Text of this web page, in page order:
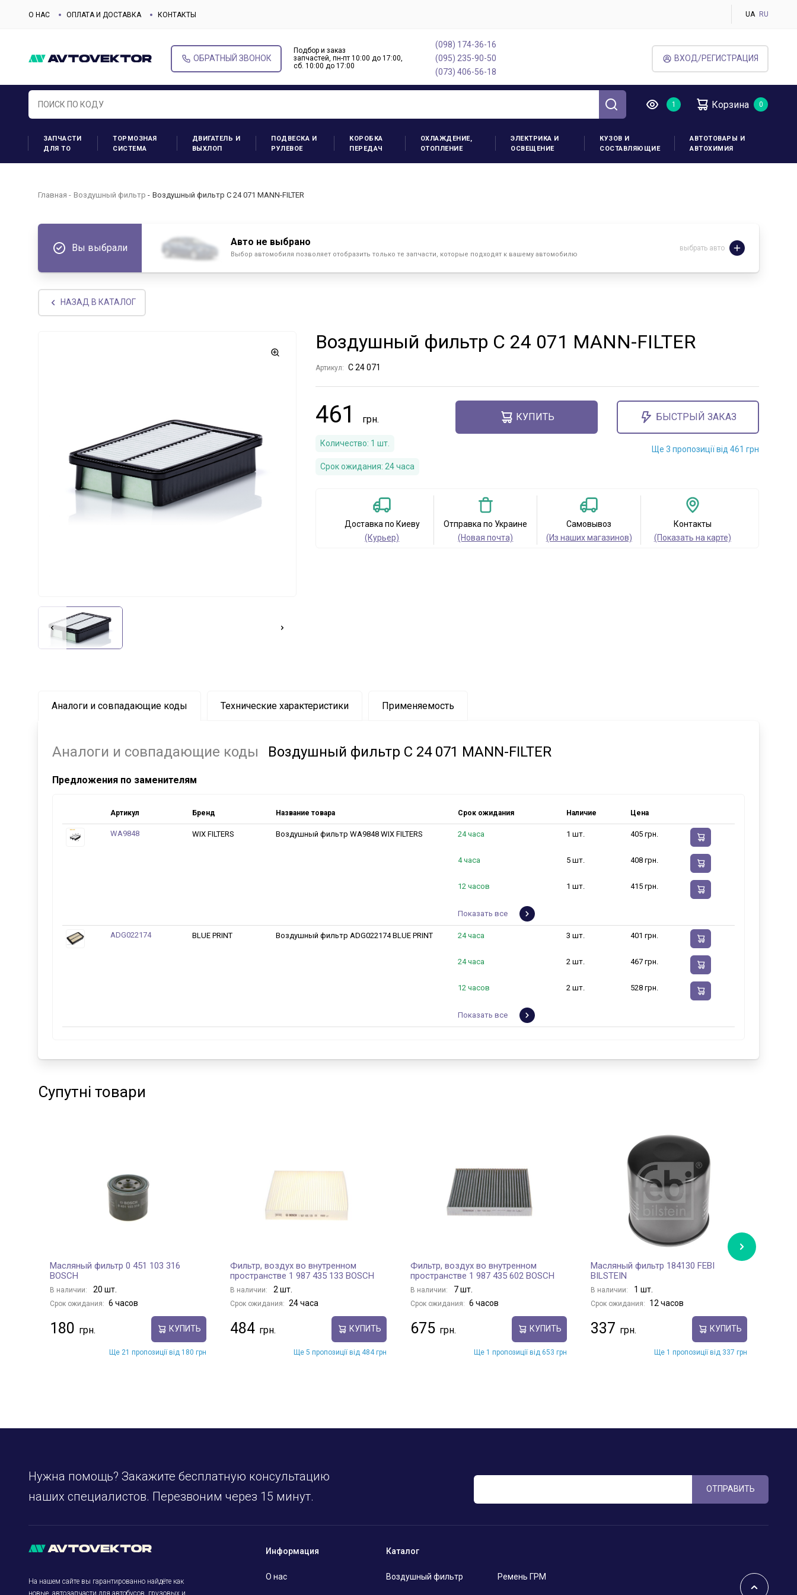
О НАС ОПЛАТА И ДОСТАВКА КОНТАКТЫ UA RU
ОБРАТНЫЙ ЗВОНОК
Подбор и заказ
запчастей, пн-пт 10:00 до 17:00,
cб. 10:00 до 17:00
(098) 174-36-16
(095) 235-90-50
(073) 406-56-18
ВХОД/РЕГИСТРАЦИЯ
Корзина
ЗАПЧАСТИ
ДЛЯ ТО
ТОРМОЗНАЯ
СИСТЕМА
ДВИГАТЕЛЬ И
ВЫХЛОП
ПОДВЕСКА И
РУЛЕВОЕ
КОРОБКА
ПЕРЕДАЧ
ОХЛАЖДЕНИЕ,
ОТОПЛЕНИЕ
ЭЛЕКТРИКА И
ОСВЕЩЕНИЕ
КУЗОВ И
СОСТАВЛЯЮЩИЕ
АВТОТОВАРЫ И
АВТОХИМИЯ
Главная Воздушный фильтр Воздушный фильтр C 24 071 MANN-FILTER
Вы выбрали
Авто не выбрано
Выбор автомобиля позволяет отобразить только те запчасти, которые подходят к вашему автомобилю
выбрать авто
НАЗАД В КАТАЛОГ
Воздушный фильтр C 24 071 MANN-FILTER
Артикул: C 24 071
461
Количество: 1 шт.
Срок ожидания: 24 часа
КУПИТЬ БЫСТРЫЙ ЗАКАЗ
Ще 3 пропозиції від 461 грн
Доставка по Киеву
(Курьер)
Отправка по Украине
(Новая почта)
Самовывоз
(Из наших магазинов)
Контакты
(Показать на карте)
Аналоги и совпадающие коды Технические характеристики Применяемость
Аналоги и совпадающие коды Воздушный фильтр C 24 071 MANN-FILTER
Предложения по заменителям
Артикул Бренд Название товара Срок ожидания Наличие Цена
WA9848 WIX FILTERS Воздушный фильтр WA9848 WIX FILTERS 24 часа 1 шт. 405 грн.
4 часа 5 шт. 408 грн.
12 часов 1 шт. 415 грн.
Показать все
ADG022174 BLUE PRINT Воздушный фильтр ADG022174 BLUE PRINT 24 часа 3 шт. 401 грн.
24 часа 2 шт. 467 грн.
12 часов 2 шт. 528 грн.
Показать все
Супутні товари
Масляный фильтр 0 451 103 316
BOSCH
В наличии: 20 шт.
Срок ожидания: 6 часов
180 КУПИТЬ
Ще 21 пропозиції від 180 грн
Фильтр, воздух во внутренном
пространстве 1 987 435 133 BOSCH
В наличии: 2 шт.
Срок ожидания: 24 часа
484 КУПИТЬ
Ще 5 пропозиції від 484 грн
Фильтр, воздух во внутренном
пространстве 1 987 435 602 BOSCH
В наличии: 7 шт.
Срок ожидания: 6 часов
675 КУПИТЬ
Ще 1 пропозиції від 653 грн
Масляный фильтр 184130 FEBI
BILSTEIN
В наличии: 1 шт.
Срок ожидания: 12 часов
337 КУПИТЬ
Ще 1 пропозиції від 337 грн
Нужна помощь? Закажите бесплатную консультацию
наших специалистов. Перезвоним через 15 минут.
ОТПРАВИТЬ
На нашем сайте вы гарантированно найдёте как
новые, автозапчасти для автобусов, грузовых и
Информация
О нас
Каталог
Воздушный фильтр Ремень ГРМ